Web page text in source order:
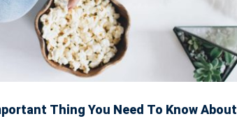
Thing You Need To Know About